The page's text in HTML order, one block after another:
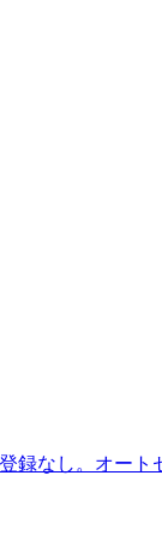
録なし。オート